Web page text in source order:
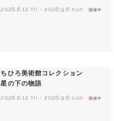
2026.6.12 fri -2026.9.6 sun - 開催中
ちひろ美術館コレクション
星の下の物語
2026.6.12 fri -2026.9.6 sun - 開催中